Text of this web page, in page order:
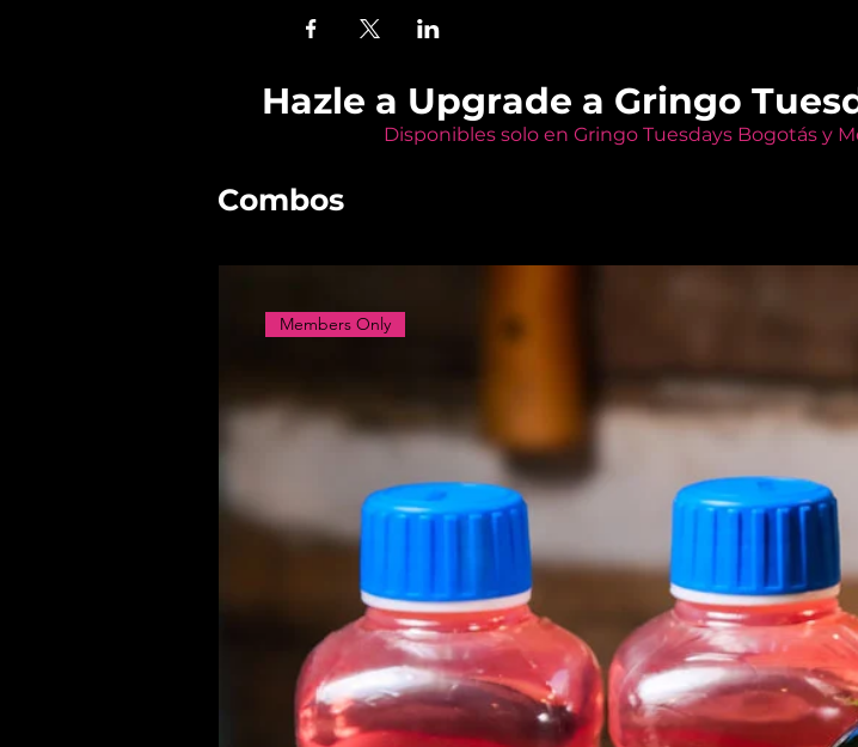
Hazle a Upgrade a Gringo
Disponibles solo en Gringo Tuesdays Bogotás y
Combos
Members Only